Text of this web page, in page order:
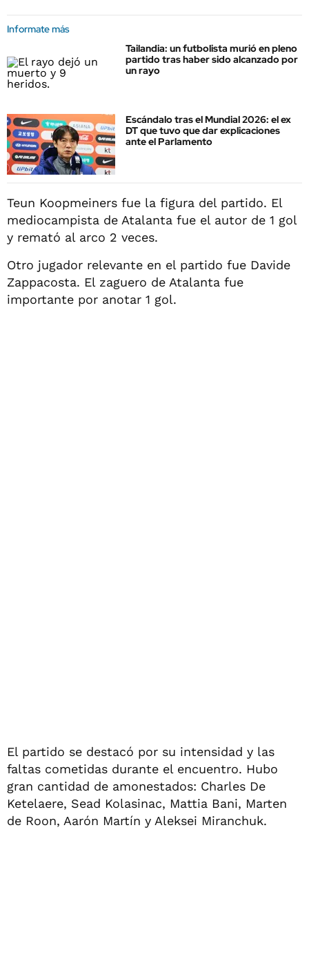
Informate más
Tailandia: un futbolista murió en pleno
partido tras haber sido alcanzado por
un rayo
Escándalo tras el Mundial 2026: el ex
DT que tuvo que dar explicaciones
ante el Parlamento
Teun Koopmeiners fue la figura del partido. El
mediocampista de Atalanta fue el autor de 1 gol
y remató al arco 2 veces.
Otro jugador relevante en el partido fue Davide
Zappacosta. El zaguero de Atalanta fue
importante por anotar 1 gol.
El partido se destacó por su intensidad y las
faltas cometidas durante el encuentro. Hubo
gran cantidad de amonestados: Charles De
Ketelaere, Sead Kolasinac, Mattia Bani, Marten
de Roon, Aarón Martín y Aleksei Miranchuk.